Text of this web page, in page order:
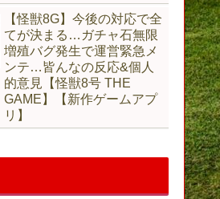
【怪獣8G】今後の対応で全
てが決まる…ガチャ石無限
増殖バグ発生で運営緊急メ
ンテ…皆んなの反応&個人
的意見【怪獣8号 THE
GAME】【新作ゲームアプ
リ】